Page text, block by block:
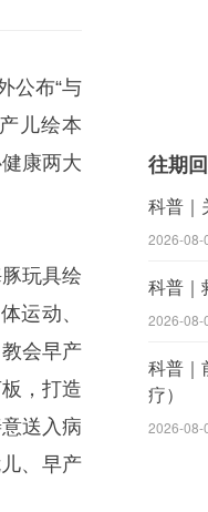
公布“与
儿绘本
康两大
玩具绘
运动、
会早产
，打造
送入病
、早产
往期
科普
2026-08-
科普｜
2026-08-
科普｜
疗）
2026-08-